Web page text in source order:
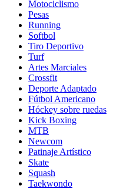
Motociclismo
Pesas
Running
Softbol
Tiro Deportivo
Turf
Artes Marciales
Crossfit
Deporte Adaptado
Fútbol Americano
Hóckey sobre ruedas
Kick Boxing
MTB
Newcom
Patinaje Artístico
Skate
Squash
Taekwondo